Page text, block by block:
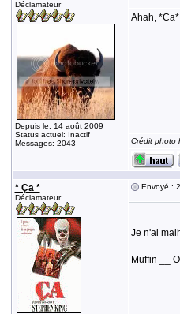
Déclamateur
Depuis le: 14 août 2009
Status actuel: Inactif
Messages: 2043
Ahah,
Crédit photo
* Ça *
Déclamateur
Envoyé :
Je n'ai
Muffin __